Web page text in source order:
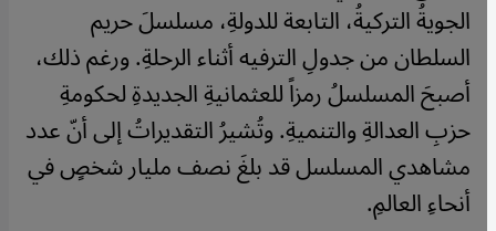
الجويةُ التركيةُ، التابعة للدولةِ، مسلسلَ حريم
السلطان من جدولِ الترفيه أثناء الرحلةِ. ورغم ذلك،
أصبحَ المسلسلُ رمزاً للعثمانيةِ الجديدةِ لحكومةِ
حزبِ العدالةِ والتنميةِ. وتُشيرُ التقديراتُ إلى أنّ عدد
مشاهدي المسلسل قد بلغَ نصف مليار شخصٍ في
أنحاءِ العالمِ.